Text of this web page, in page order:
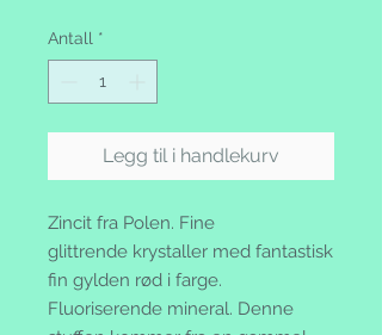
Antall *
Legg til i handlekurv
Zincit fra Polen. Fine
glittrende krystaller med fantastisk
fin gylden rød i farge.
Fluoriserende mineral. Denne